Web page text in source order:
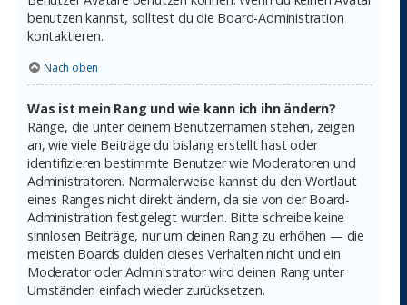
benutzen kannst, solltest du die Board-Administration
kontaktieren.
Nach oben
Was ist mein Rang und wie kann ich ihn ändern?
Ränge, die unter deinem Benutzernamen stehen, zeigen
an, wie viele Beiträge du bislang erstellt hast oder
identifizieren bestimmte Benutzer wie Moderatoren und
Administratoren. Normalerweise kannst du den Wortlaut
eines Ranges nicht direkt ändern, da sie von der Board-
Administration festgelegt wurden. Bitte schreibe keine
sinnlosen Beiträge, nur um deinen Rang zu erhöhen — die
meisten Boards dulden dieses Verhalten nicht und ein
Moderator oder Administrator wird deinen Rang unter
Umständen einfach wieder zurücksetzen.